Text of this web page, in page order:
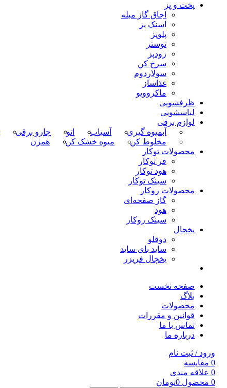
پخت و پز
اجاق گاز مبله
اسنک پز
پلوپز
توستر
زودپز
سرخ کن
سولاردوم
غذاساز
ماکروویو
ظرفشویی
لباسشویی
لوازم برقی
آبمیوه گیری
آسیاب اتو جارو برقی
مخلوط کن
میوه خشک کن
همزن
محصولات توکار
فر توکار
هود توکار
سینک توکار
محصولات روکار
گاز صفحه‌ای
هود
سینک روکار
یخچال
دوقلو
ساید بای ساید
یخچال فریزر
صفحه نخست
بلاگ
محصولات
قوانین و مقررات
تماس با ما
درباره ما
ورود / ثبت نام
0 مقایسه
0 علاقه مندی
0 محصول 0تومان